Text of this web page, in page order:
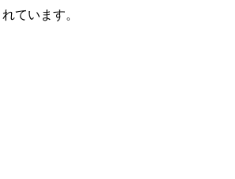
ています。